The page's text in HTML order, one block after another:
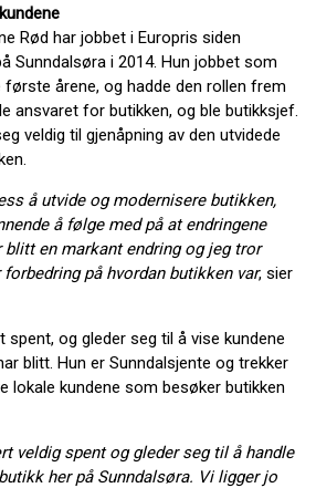
Rød har jobbet i Europris siden
Sunndalsøra i 2014. Hun jobbet som
årene, og hadde den rollen frem
ansvaret for butikken, og ble butikksjef.
veldig til gjenåpning av den utvidede
å utvide og modernisere butikken,
å følge med på at endringene
en markant endring og jeg tror
på hvordan butikken var, sier
og gleder seg til å vise kundene
blitt. Hun er Sunndalsjente og trekker
kundene som besøker butikken
veldig spent og gleder seg til å handle
her på Sunndalsøra. Vi ligger jo